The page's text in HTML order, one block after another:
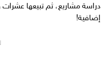
دراسة مشاريع، ثم تبيعها
إضافية!